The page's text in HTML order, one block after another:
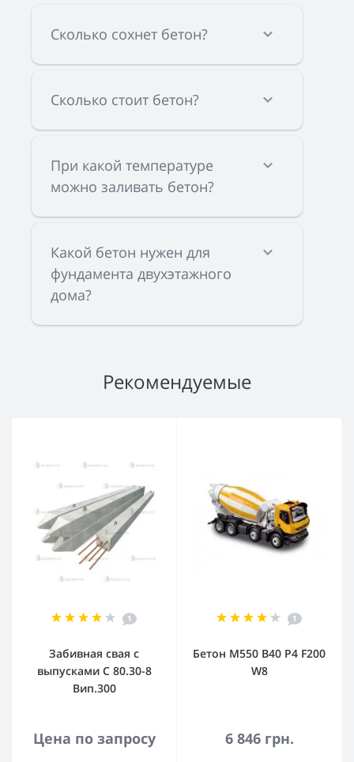
Сколько сохнет бетон?
Сколько стоит бетон?
При какой температуре
можно заливать бетон?
Какой бетон нужен для
фундамента двухэтажного
дома?
Рекомендуемые
1
Забивная свая с
выпусками С 80.30-8
Вип.300
Цена по запросу
1
Бетон М550 В40 Р4 F200
W8
6 846 грн.